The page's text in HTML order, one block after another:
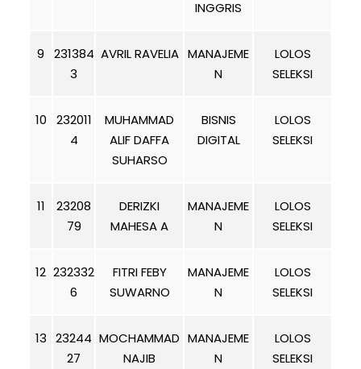
INGGRIS
9
231384
3
AVRIL RAVELIA MANAJEME
N
LOLOS
SELEKSI
10
232011
4
MUHAMMAD
ALIF DAFFA
SUHARSO
BISNIS
DIGITAL
LOLOS
SELEKSI
11
23208
79
DERIZKI
MAHESA A
MANAJEME
N
LOLOS
SELEKSI
12 232332
6
FITRI FEBY
SUWARNO
MANAJEME
N
LOLOS
SELEKSI
13 23244
27
MOCHAMMAD
NAJIB
MANAJEME
N
LOLOS
SELEKSI